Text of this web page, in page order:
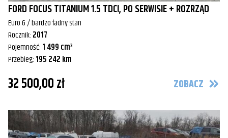
FORD FOCUS TITANIUM 1.5 TDCI, PO SERWISIE + ROZRZĄD
Euro 6 / bardzo ładny stan
Rocznik: 2017
Pojemność: 1 499 cm³
Przebieg: 195 242 km
32 500,00 zł ZOBACZ